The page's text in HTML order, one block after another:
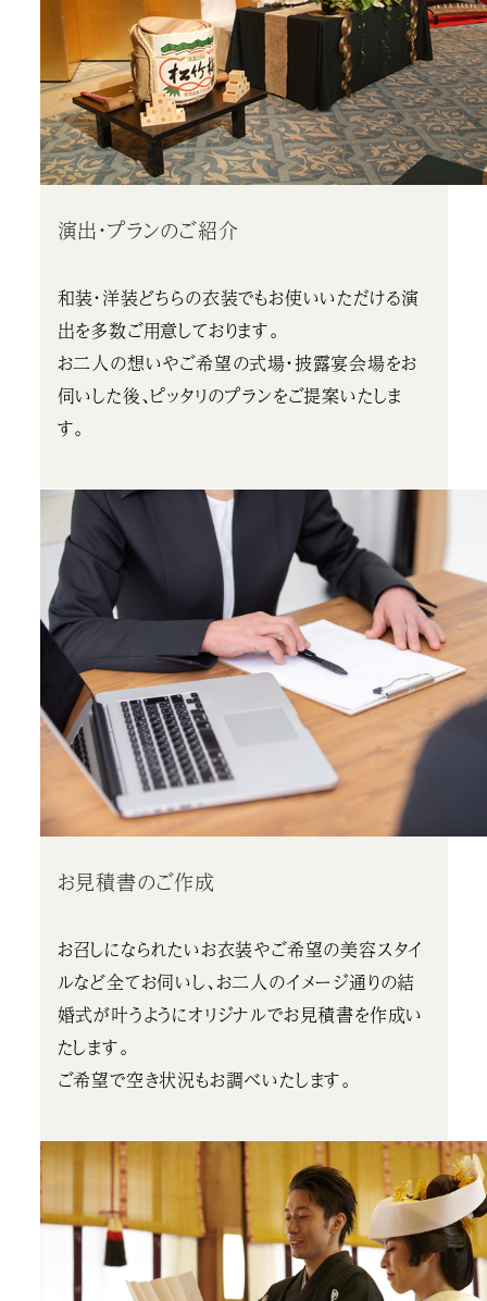
演出・プランのご紹介
和装・洋装どちらの衣装でもお使いいただける演
出を多数ご用意しております。
お二人の想いやご希望の式場・披露宴会場をお
伺いした後、ピッタリのプランをご提案いたしま
す。
お見積書のご作成
お召しになられたいお衣装やご希望の美容スタイ
ルなど全てお伺いし、お二人のイメージ通りの結
婚式が叶うようにオリジナルでお見積書を作成い
たします。
ご希望で空き状況もお調べいたします。